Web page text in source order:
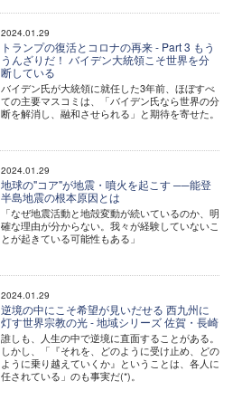
2024.01.29
トランプの復活とコロナの再来 - Part 3 もう
うんざりだ！ バイデン大統領こそ世界を分
断している
バイデン氏が大統領に就任した3年前、ほぼすべ
ての主要マスコミは、「バイデン氏なら世界の分
断を解消し、融和させられる」と期待を寄せた。
2024.01.29
地球の"コア"が地震・噴火を起こす ──能登
半島地震の根本原因とは
「なぜ地震活動と地殻変動が続いているのか、明
確な理由が分からない。我々が経験していないこ
とが起きている可能性もある」
2024.01.29
逆境の中にこそ希望が見いだせる 西九州に
灯す世界宗教の光 - 地域シリーズ 佐賀・長崎
誰しも、人生の中で逆境に直面することがある。
しかし、「『それを、どのように受け止め、どの
ように乗り越えていくか』ということは、各人に
任されている」のも事実だ(*)。